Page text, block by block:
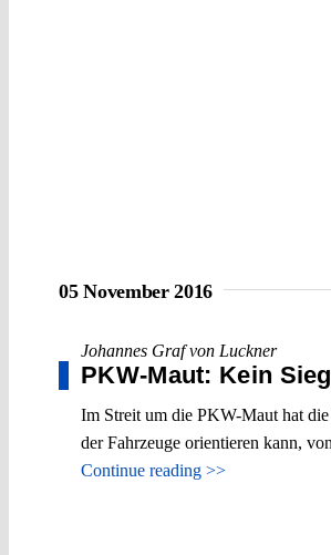
05 November 2016
Johannes Graf von Luckner
PKW-Maut: Kein
Im Streit um die PKW-Maut hat
der Fahrzeuge orientieren kann,
Continue reading >>